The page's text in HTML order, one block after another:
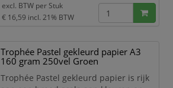
van zijn papier. Dankzij een
uitstekende opaciteit is dit papier goed
afdrukken.
Dit extra stevige gekleurd papier van
Clairefontaine is zeer geschikt voor het
excl. BTW per Stuk
€ 16,59 incl. 21% BTW
Trophée Pastel gekleurd papier A3
160 gram 250vel Groen
Trophée Pastel gekleurd papier is rijk